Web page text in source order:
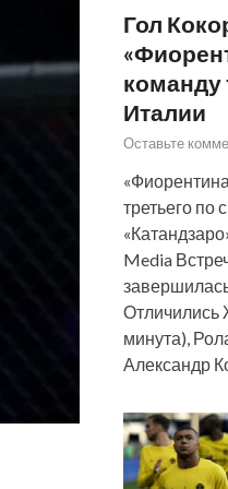
Гол
команду
Италии
Оставьте
третьего по
Media
Отличились
минута),
Александр